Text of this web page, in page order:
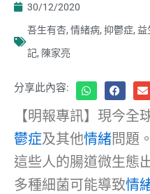
30/12/2020
吾生有杏, 情緒病, 抑鬱症, 益
記, 陳家亮
分享此內容:
【明報專訊】現今全
鬱症及其他情緒問題
這些人的腸道微生態
多種細菌可能導致情